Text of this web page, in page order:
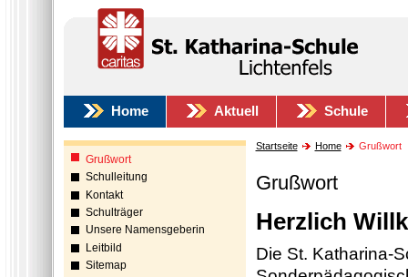
Home Aktuell Schule
Grußwort
Schulleitung
Kontakt
Schulträger
Unsere Namensgeberin
Leitbild
Sitemap
Startseite Home Grußwort
Grußwort
Herzlich
Die St. Katharina-